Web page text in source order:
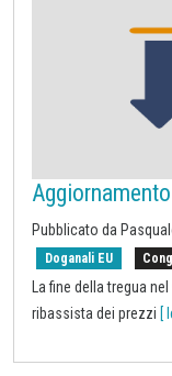
Pubblicato da
Doganali EU
La fine della tregua
ribassista dei prezzi [